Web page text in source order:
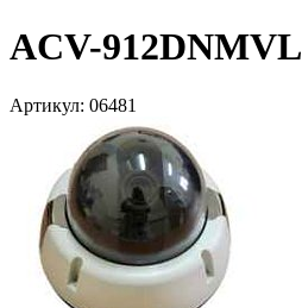
ACV-912DNMVL
Артикул: 06481